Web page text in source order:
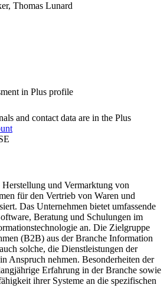
Thomas Lunard
in Plus profile
and contact data are in the Plus
und Vermarktung von
für den Vertrieb von Waren und
Das Unternehmen bietet umfassende
Beratung und Schulungen im
an. Die Zielgruppe
(B2B) aus der Branche Information
solche, die Dienstleistungen der
Anspruch nehmen. Besonderheiten der
Erfahrung in der Branche sowie
ihrer Systeme an die spezifischen